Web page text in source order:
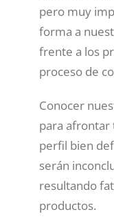
pero muy
forma a
frente a los
proceso de
Conocer
para afrontar
perfil bien
serán
resultando
productos.